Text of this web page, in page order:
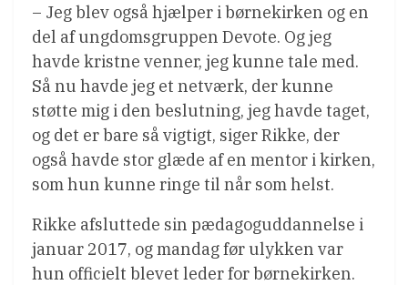
– Jeg blev også hjælper i børnekirken og en
del af ungdomsgruppen Devote. Og jeg
havde kristne venner, jeg kunne tale med.
Så nu havde jeg et netværk, der kunne
støtte mig i den beslutning, jeg havde taget,
og det er bare så vigtigt, siger Rikke, der
også havde stor glæde af en mentor i kirken,
som hun kunne ringe til når som helst.
Rikke afsluttede sin pædagoguddannelse i
januar 2017, og mandag før ulykken var
hun officielt blevet leder for børnekirken.